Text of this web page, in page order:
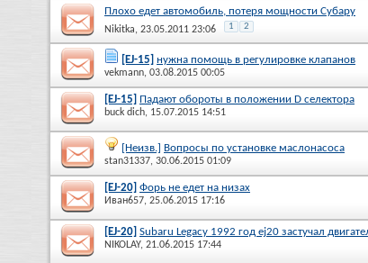
Плохо едет автомобиль, потеря мощности Субару
Nikitka, 23.05.2011 23:06 1 2
[EJ-15] нужна помощь в регулировке клапанов
vekmann, 03.08.2015 00:05
[EJ-15] Падают обороты в положении D селектора
buck dich, 15.07.2015 14:51
[Неизв.] Вопросы по установке маслонасоса
stan31337, 30.06.2015 01:09
[EJ-20] Форь не едет на низах
Иван657, 25.06.2015 17:16
[EJ-20] Subaru Legacy 1992 год ej20 застучал
NIKOLAY, 21.06.2015 17:44